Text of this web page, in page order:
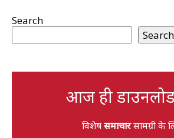
Search
Search
आज ही
विशेषसमाचारसामग्री के